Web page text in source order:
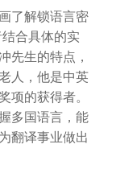
了解锁语言密
合具体的实
先生的特点，
人，他是中英
项的获得者。
多国语言，能
翻译事业做出